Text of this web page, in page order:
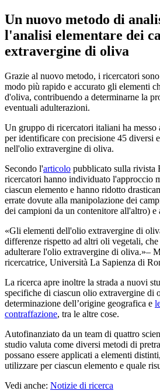
Un nuovo metodo di
l'analisi elementare dei
extravergine di oliva
Grazie al nuovo metodo, i ricercatori
modo più rapido e accurato gli elementi
d'oliva, contribuendo a determinarne la
eventuali adulterazioni.
Un gruppo di ricercatori italiani ha
per identificare con precisione 45 diversi
nell'olio extravergine di oliva.
Secondo l'articolo pubblicato sulla rivista
ricercatori hanno individuato l'approccio
ciascun elemento e hanno ridotto
errate dovute alla manipolazione dei
dei campioni da un contenitore all'altro) e
Gli elementi dell'olio extravergine di
differenze rispetto ad altri oli vegetali,
adulterare l'olio extravergine di oliva. –
ricercatrice, Università La Sapienza di
La ricerca apre inoltre la strada a nuovi
specifiche di ciascun olio extravergine di
determinazione dell’origine geografica e
contraffazione, tra le altre cose.
Autofinanziato da un team di quattro
studio valuta come diversi metodi di
possano essere applicati a elementi
utilizzare per ciascun elemento e quale
Vedi anche: Notizie di ricerca